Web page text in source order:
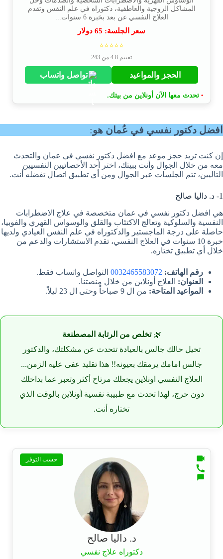
المشاكل الزوجية والعاطفية، دكتوراه في علم النفس وتقدم
العلاج النفسي عن بعد بخبرة 6 سنوات...
سعر الجلسة: 65 دولار
⭐⭐⭐⭐⭐
تقييم 4.8 من 243
الحجز والمواعيد تواصل واتساب
• تحدث معها الآن أونلاين من بيتك.
افضل دكتور نفسي في عُمان هو:
إن كنت تريد حجز موعد مع افضل دكتور نفسي في عمان والتحدث
معه من خلال الجوال وأنت ببيتك، اختر أحد الأخصائيين النفسيين
التاليين، تتم الجلسات عبر الجوال ومن أي تطبيق اتصال تفضله أنت.
1- د. داليا صالح
هي افضل دكتور نفسي في عمان متخصصة في علاج الاضطرابات
النفسية والسلوكية وتعالج الاكتئاب والقلق والوسواس القهري والفوبيا،
حاصلة على درجة الماجستير والدكتوراه في علم النفس العيادي ولديها
خبرة 10 سنوات في العلاج النفسي، تقدم الاستشارات والدعم من
خلال أي تطبيق تختاره.
رقم الهاتف: 0032465583072 التواصل واتساب فقط.
العنوان: العلاج أونلاين من خلال منصتنا.
المواعيد المتاحة: من ال 9 صباحاً وحتى ال 23 ليلاً.
🌿تخلص من الرتابة المصطنعة
تخيل حالك جالس بالعيادة تتحدث عن مشكلتك، والدكتور
جالس امامك يرمقك بعيونه!! هذا تقليد عفى عليه الزمن...
العلاج النفسي اونلاين يجعلك مرتاح أكثر وتعبر عما بداخلك
دون حرج، لهذا تحدث مع طبيبة نفسية أونلاين بالوقت الذي
تختاره أنت.
حسب التوفر
د. داليا صالح
دكتوراه علاج نفسي